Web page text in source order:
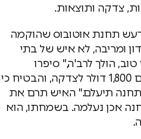
צדקה ותוצאות.
תחנת אוטובוס שהוקמה
ומריבה, לא איש של בתי
הולך לרב'ה," סיפרו
המגישים. הרב המליץ לו לתרום 1,800 דולר לצדקה, והבטיח כי
תיעלם." האיש תרם את
אכן נעלמה. בשמחתו, הוא